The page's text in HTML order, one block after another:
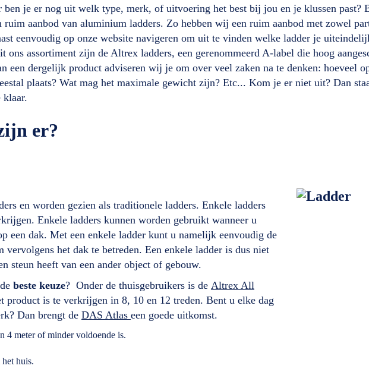
je er nog uit welk type, merk, of uitvoering het best bij jou en je klussen past?
ruim aanbod van aluminium ladders. Zo hebben wij een ruim aanbod met zowel
eenvoudig op onze website navigeren om uit te vinden welke ladder je
ons assortiment zijn de Altrex ladders, een gerenommeerd A-label die hoog
een dergelijk product adviseren wij je om over veel zaken na te denken: hoeveel
plaats? Wat mag het maximale gewicht zijn? Etc... Kom je er niet uit? Dan
klaar.
er?
en worden gezien als traditionele ladders. Enkele ladders
Enkele ladders kunnen worden gebruikt wanneer u
een dak. Met een enkele ladder kunt u namelijk eenvoudig de
vervolgens het dak te betreden. Een enkele ladder is dus niet
steun heeft van een ander object of gebouw.
beste keuze? Onder de thuisgebruikers is de Altrex All
product is te verkrijgen in 8, 10 en 12 treden. Bent u elke dag
Dan brengt de DAS Atlas een goede uitkomst.
4 meter of minder voldoende is.
huis.